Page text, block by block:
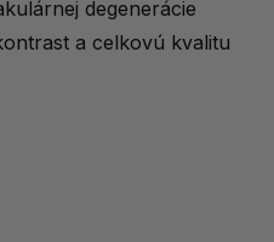
degenerácie
a celkovú kvalitu